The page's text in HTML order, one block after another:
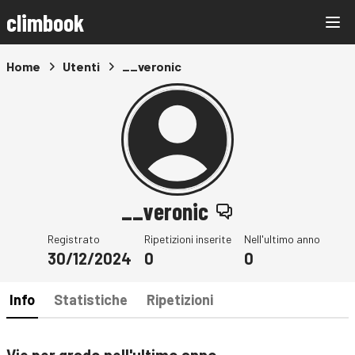
climbook
Home Utenti __veronic
__veronic
Registrato
30/12/2024
Ripetizioni inserite
0
Nell'ultimo anno
0
Info Statistiche Ripetizioni